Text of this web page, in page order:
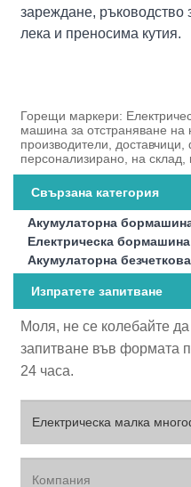
зареждане, ръководство
лека и преносима кутия.
Горещи маркери:
машина за отстраняване на
производители,
персонализирано, на склад,
Свързана категория
Акумулаторна
Електрическа бормашина
Акумулаторна
Изпратете запитване
Моля, не се колебайте
запитване във формата
24 часа.